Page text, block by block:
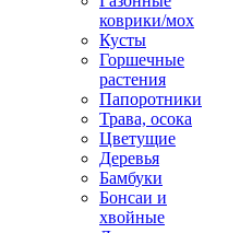
коврики/мох
Кусты
Горшечные
растения
Папоротники
Трава, осока
Цветущие
Деревья
Бамбуки
Бонсаи и
хвойные